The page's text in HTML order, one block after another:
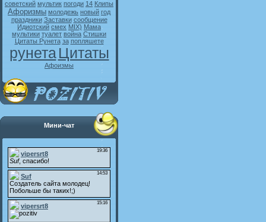
советский мультик погоди 14 Клипы
Афоризмы молодежь новый год
праздники Заставки сообщение
Идиотский смех MIX) Мама
мультики туалет война Стишки
Цитаты Рунета за попляшете
рунетаЦитаты
Афоизмы
Мини-чат